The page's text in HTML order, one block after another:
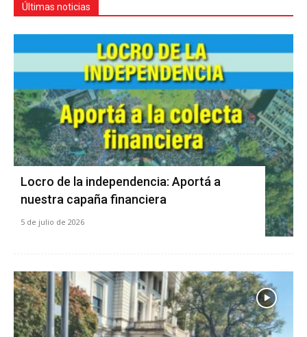
Últimas noticias
Locro de la independencia: Aportá a
nuestra capaña financiera
5 de julio de 2026